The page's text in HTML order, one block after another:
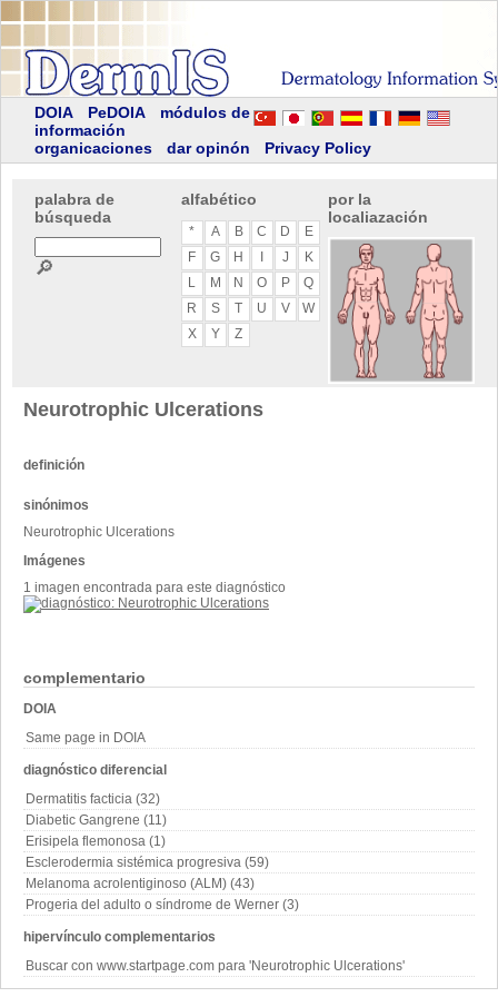
DOIA PeDOIA
módulos de
información
organicaciones
dar opinón Privacy Policy
palabra de
búsqueda
🔎
alfabético
* A B C D
E
F
G H J
K
L
M N O P
Q
R
S T U V
W
X
Y Z
por la
localiazación
complementario
DOIA
Same page in DOIA
diagnóstico diferencial
Dermatitis facticia (32)
Diabetic Gangrene (11)
Erisipela flemonosa (1)
Esclerodermia sistémica progresiva (59)
Melanoma acrolentiginoso (ALM) (43)
Progeria del adulto o síndrome de Werner (3)
hipervínculo complementarios
Buscar con www.startpage.com para 'Neurotrophic Ulcerations'
Neurotrophic Ulcerations
definición
sinónimos
Neurotrophic Ulcerations
Imágenes
1 imagen encontrada para este diagnóstico